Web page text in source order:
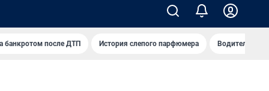
банкротом после ДТП История слепого парфюмера Водители